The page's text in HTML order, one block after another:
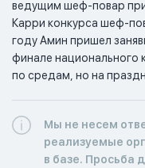
ведущим шеф-повар
Карри конкурса шеф-
году Амин пришел
финале национального
по средам, но на
Мы не несем
реализуемые
в базе. Просьба